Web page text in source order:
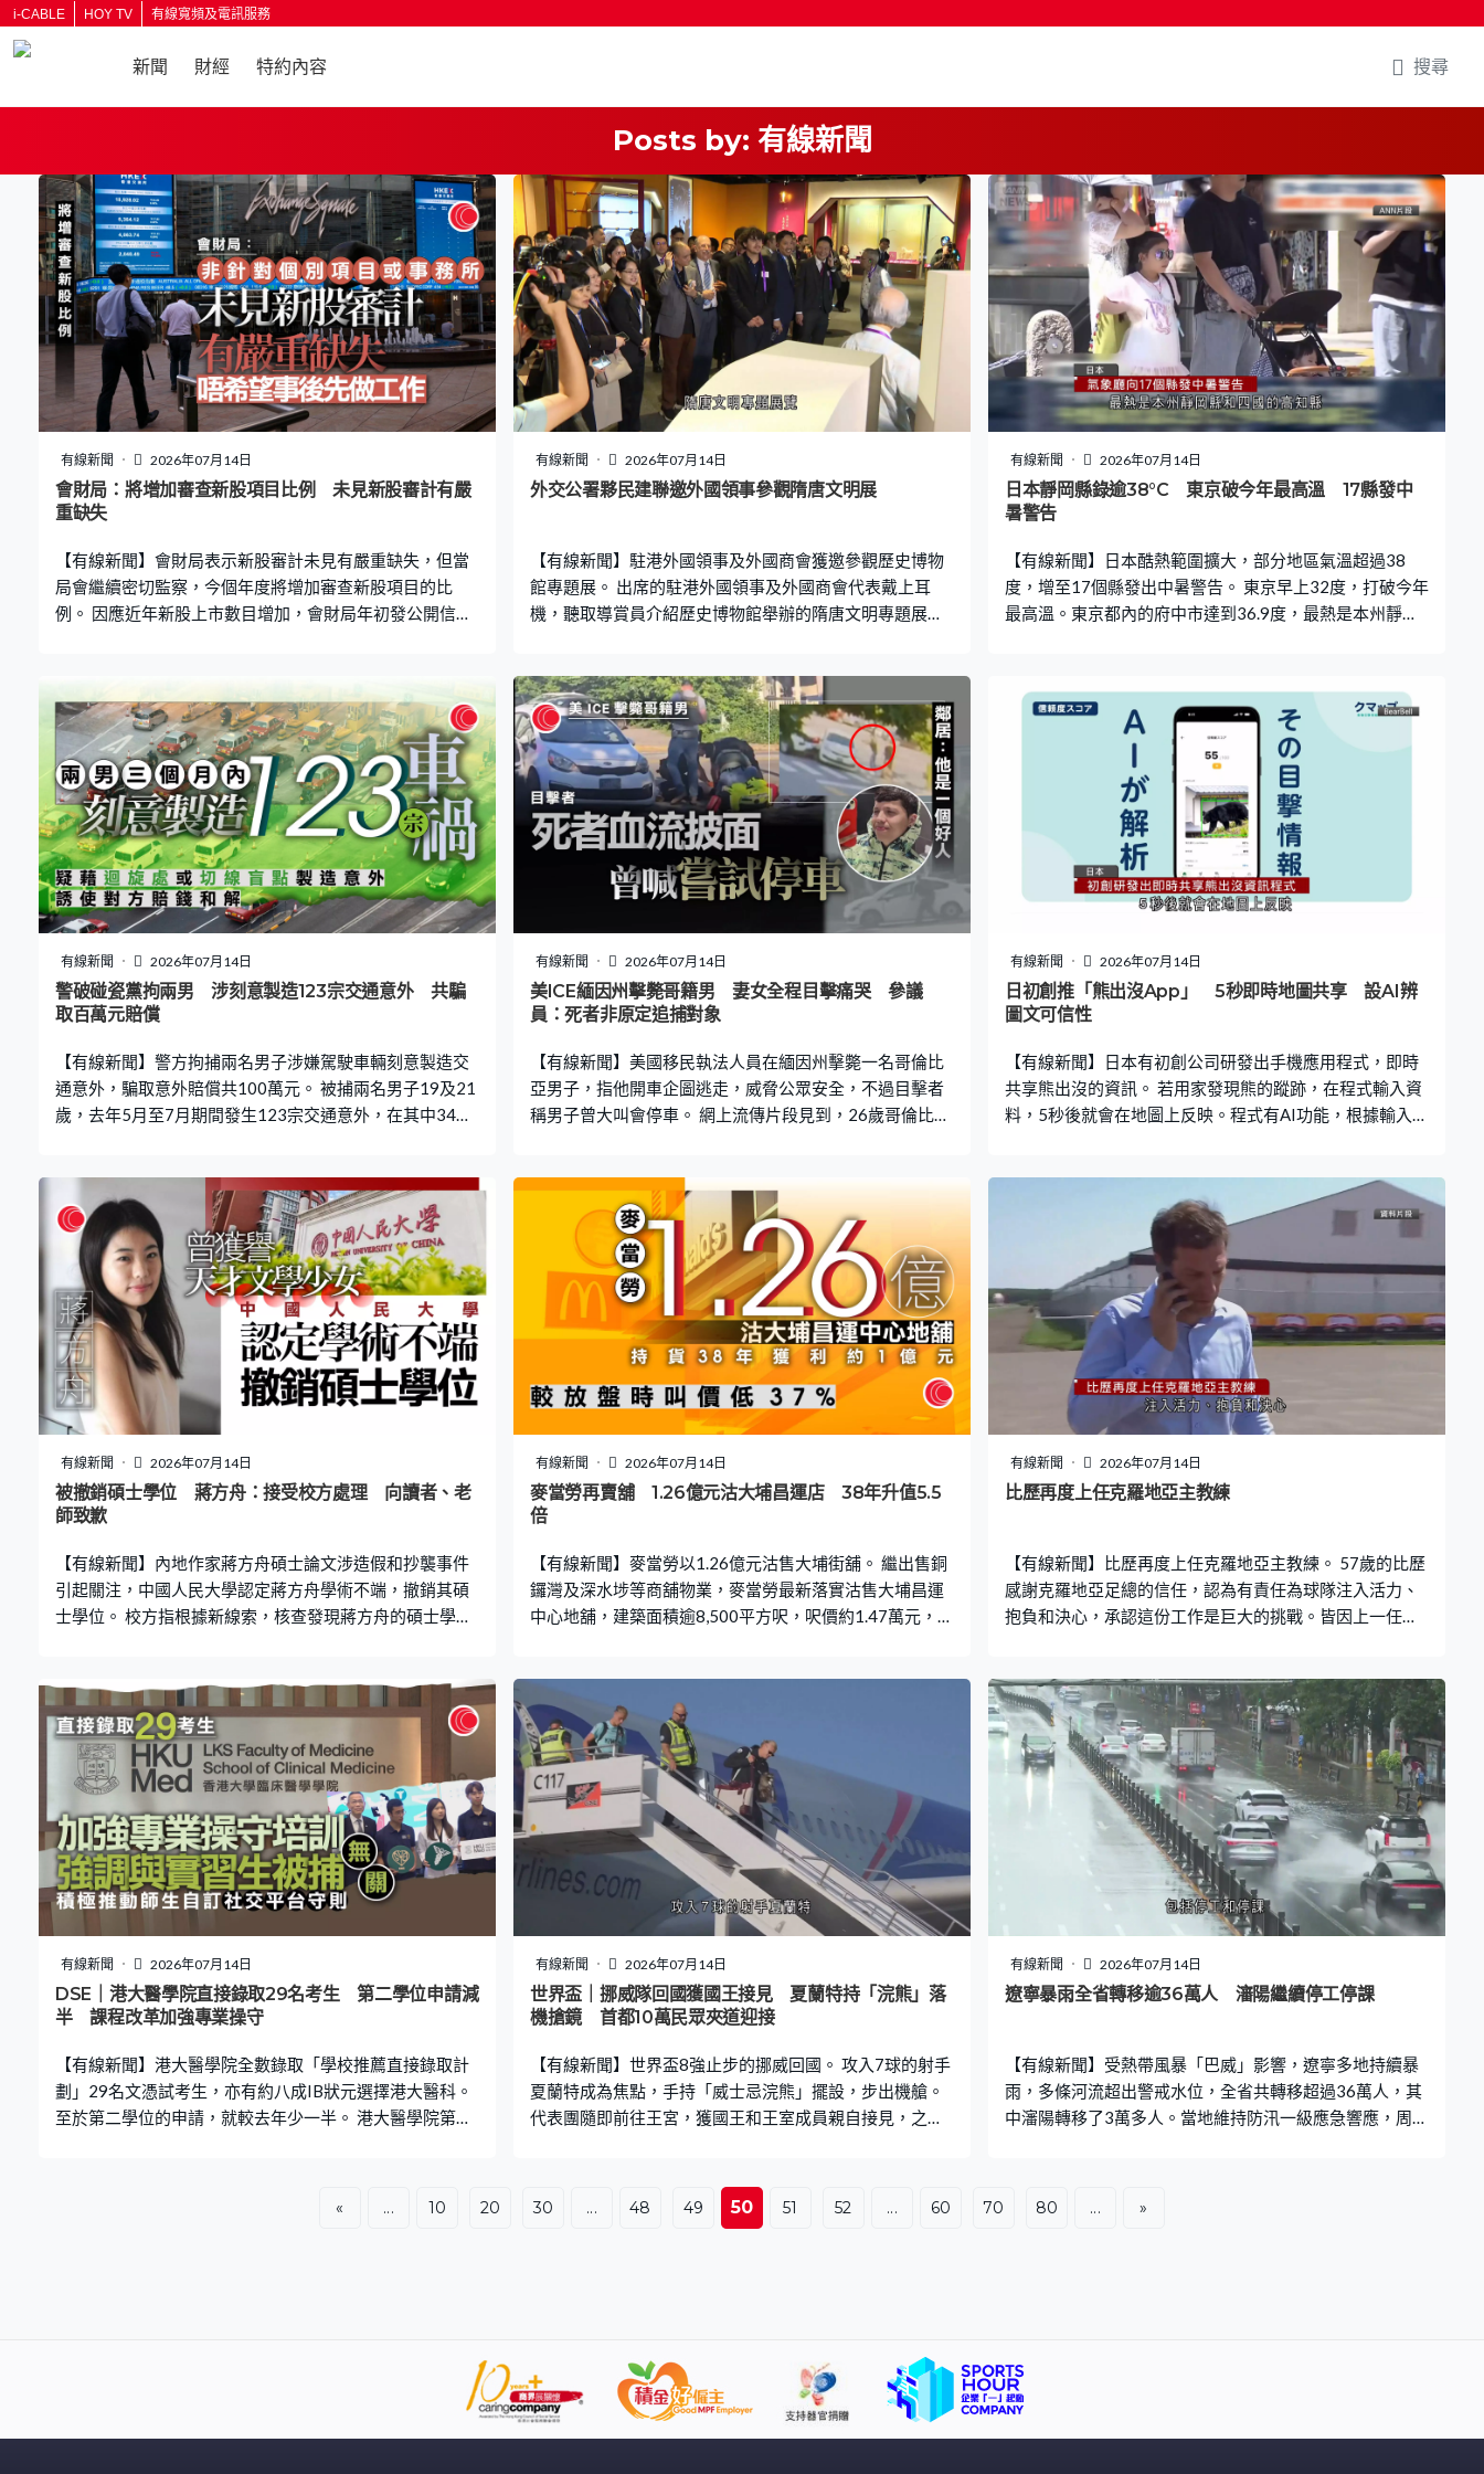
i-CABLE HOY TV 有線寬頻及電訊服務
新聞 財經 特約內容 搜尋
Posts by: 有線新聞
按輸入鍵開始搜尋
有線新聞 2026年07月14日
會財局：將增加審查新股項目比例 未見新股審計有嚴
重缺失
【有線新聞】會財局表示新股審計未見有嚴重缺失，但當
局會繼續密切監察，今個年度將增加審查新股項目的比
例。 因應近年新股上市數目增加，會財局年初發公開信關
財局行政總裁賴翠碧：「在這數個月我們沒有見到大規模
做得很差，那封公開信是事前（措施），我們不希望事後
才做工作。當然事後都有，事後我們會在查察當中檢視多
些IPO方面工作。該兩個月未見到很嚴重情況出現，因為
我們都有很多跟進工作。」 當局又指，展望今個年度行業
面對宏觀環境波動及人手不足等挑戰，當局會繼續加強抽
查新股項目，並就上市公司審計質素管理以及監控制度缺
失方面重點執法。
有線新聞 2026年07月14日
外交公署夥民建聯邀外國領事參觀隋唐文明展
【有線新聞】駐港外國領事及外國商會獲邀參觀歷史博物
館專題展。 出席的駐港外國領事及外國商會代表戴上耳
機，聽取導賞員介紹歷史博物館舉辦的隋唐文明專題展
密相連，希望活動讓參加者深入了解中國文化的內涵。
有線新聞 2026年07月14日
日本靜岡縣錄逾38°C 東京破今年最高溫 17縣發中
暑警告
【有線新聞】日本酷熱範圍擴大，部分地區氣溫超過38
度，增至17個縣發出中暑警告。 東京早上32度，打破今年
最高溫。東京都內的府中市達到36.9度，最熱是本州靜岡
協助降溫。 全國超過100個監測點錄到超過35度的極端高
溫，氣象廳向九州、四國等17個縣發出中暑警告，呼籲民
眾合理使用冷氣，避免中暑。
有線新聞 2026年07月14日
警破碰瓷黨拘兩男 涉刻意製造123宗交通意外 共騙
取百萬元賠償
【有線新聞】警方拘捕兩名男子涉嫌駕駛車輛刻意製造交
通意外，騙取意外賠償共100萬元。 被捕兩名男子19及21
歲，去年5月至7月期間發生123宗交通意外，在其中34
使對方司機繳付賠償和解，兩人涉嫌串謀詐騙及危險駕駛
被捕。
有線新聞 2026年07月14日
美ICE緬因州擊斃哥籍男 妻女全程目擊痛哭 參議
員：死者非原定追捕對象
【有線新聞】美國移民執法人員在緬因州擊斃一名哥倫比
亞男子，指他開車企圖逃走，威脅公眾安全，不過目擊者
稱男子曾大叫會停車。 網上流傳片段見到，26歲哥倫比亞
斷打轉，多名移民及海關執法局人員追上前，白色車被另
一輛車撞停，之後執法人員將男子拉下車，在地上為他心
外壓急救，有居民目擊事發經過。目擊者：「他血流披
面，我清楚聽到他曾高喊『我嘗試停車』。」 鄰居說聽到
執法人員命令死者停車，之後便傳出約六下槍聲，當他走
上街查看時，見到男子身中多槍躺在地上，他的妻女在旁
尖叫及哭泣。鄰居指認識死者兩年，形容他是一個好人、
努力工作。有移民權益組織指他擁有合法工作資格。 國土
安全部發聲明指，事發時他們正在一間屋外監視一名非法
滯留人士，期間一輛汽車從房屋駛出，叫停不果並企圖逃
離現場，認為威脅公共安全於是開火。 緬因州聯邦參議員
安格斯金就引述國土安全部部長穆林指，死者並不是原定
追捕對象。事後有民眾悼念死者並抗議，今次已是一周內
有線新聞 2026年07月14日
日初創推「熊出沒App」 5秒即時地圖共享 設AI辨
圖文可信性
【有線新聞】日本有初創公司研發出手機應用程式，即時
共享熊出沒的資訊。 若用家發現熊的蹤跡，在程式輸入資
料，5秒後就會在地圖上反映。程式有AI功能，根據輸入的
量。 目前程式可看到北海道和東北6縣的熊資訊，跨縣可
以使用，其後會擴大至全日本，期望今年內推出預測出沒
有線新聞 2026年07月14日
被撤銷碩士學位 蔣方舟：接受校方處理 向讀者、老
師致歉
【有線新聞】內地作家蔣方舟碩士論文涉造假和抄襲事件
引起關注，中國人民大學認定蔣方舟學術不端，撤銷其碩
士學位。 校方指根據新線索，核查發現蔣方舟的碩士學位
撤銷其碩士學位。蔣方舟在社交平台發文，指接受校方的
處理，向讀者及老師致歉。 有人早前舉報，指曾被稱作
「天才文學少女」的蔣方舟碩士論文涉造假和抄襲。蔣方
舟當時聲稱指控誇大和失實，人民大學當時亦有回應，指
論文部分注釋和文字表述存在學術不規範，但未有發現學
術不端行為。
有線新聞 2026年07月14日
麥當勞再賣舖 1.26億元沽大埔昌運店 38年升值5.5
倍
【有線新聞】麥當勞以1.26億元沽售大埔街舖。 繼出售銅
鑼灣及深水埗等商舖物業，麥當勞最新落實沽售大埔昌運
中心地舖，建築面積逾8,500平方呎，呎價約1.47萬元，較
5.5倍。
有線新聞 2026年07月14日
比歷再度上任克羅地亞主教練
【有線新聞】比歷再度上任克羅地亞主教練。 57歲的比歷
感謝克羅地亞足總的信任，認為有責任為球隊注入活力、
抱負和決心，承認這份工作是巨大的挑戰。皆因上一任的
亞主帥，取得42勝、15和、8負。
有線新聞 2026年07月14日
DSE｜港大醫學院直接錄取29名考生 第二學位申請減
半 課程改革加強專業操守
【有線新聞】港大醫學院全數錄取「學校推薦直接錄取計
劃」29名文憑試考生，亦有約八成IB狀元選擇港大醫科。
至於第二學位的申請，就較去年少一半。 港大醫學院第二
床教育）楊珮寧：「整個醫學倫理及人文學科課程，在港
大醫學院已經超過二十年歷史，並不是因為單一事件，甚
有線新聞 2026年07月14日
世界盃｜挪威隊回國獲國王接見 夏蘭特持「浣熊」落
機搶鏡 首都10萬民眾夾道迎接
【有線新聞】世界盃8強止步的挪威回國。 攻入7球的射手
夏蘭特成為焦點，手持「威士忌浣熊」擺設，步出機艙。
代表團隨即前往王宮，獲國王和王室成員親自接見，之後
挪威相隔28年重返決賽周，8強踢到加時，1比2不敵英格
蘭，仍創下歷來最佳成績。
有線新聞 2026年07月14日
遼寧暴雨全省轉移逾36萬人 瀋陽繼續停工停課
【有線新聞】受熱帶風暴「巴威」影響，遼寧多地持續暴
雨，多條河流超出警戒水位，全省共轉移超過36萬人，其
中瀋陽轉移了3萬多人。當地維持防汛一級應急響應，周二
往大連、廣州、北京、成都等方向的列車停運。而在吉
林，同樣受到暴雨影響，吉林站周二和周三所有普速和高
鐵列車停運。 中央氣象台發出颱風、暴雨、強對流天氣和
« ... 10 20 30 ... 48 49 50 51 52 ... 60 70 80 ... »